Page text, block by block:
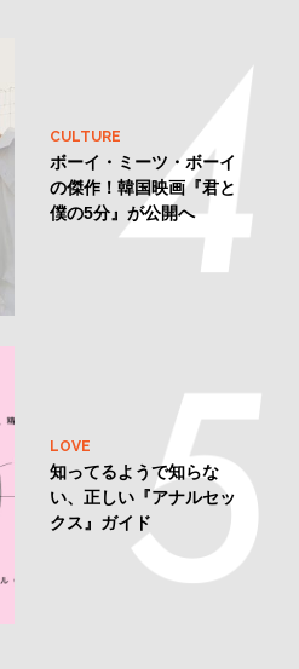
CULTURE
ボーイ・ミーツ・ボーイ
の傑作！韓国映画『君と
僕の5分』が公開へ
LOVE
知ってるようで知らな
い、正しい『アナルセッ
クス』ガイド